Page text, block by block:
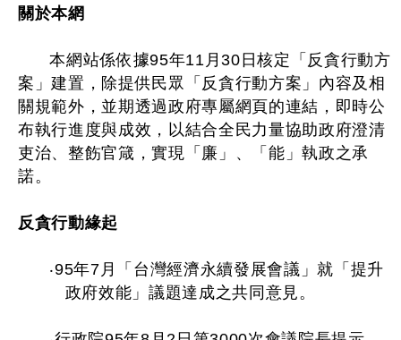
關於本網
本網站係依據95年11月30日核定「反貪行動方
案」建置，除提供民眾「反貪行動方案」內容及相
關規範外，並期透過政府專屬網頁的連結，即時公
布執行進度與成效，以結合全民力量協助政府澄清
吏治、整飭官箴，實現「廉」、「能」執政之承
諾。
反貪行動緣起
‧95年7月「台灣經濟永續發展會議」就「提升
政府效能」議題達成之共同意見。